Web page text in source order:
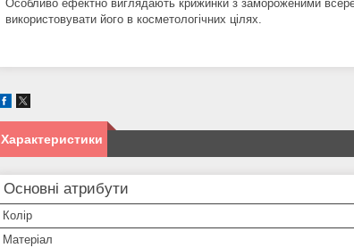
Особливо ефектно виглядають крижинки з замороженими
використовувати його в косметологічних цілях.
Характеристики
Основні атрибути
Колір
Матеріал